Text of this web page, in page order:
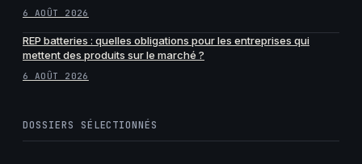
6 AOÛT 2026
REP batteries : quelles obligations pour les entreprises qui
mettent des produits sur le marché ?
6 AOÛT 2026
DOSSIERS SÉLECTIONNÉS